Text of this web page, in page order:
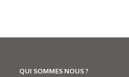
QUI SOMMES NOUS ?